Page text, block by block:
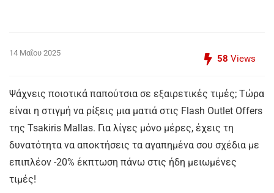
14 Μαΐου 2025
58 Views
Ψάχνεις ποιοτικά παπούτσια σε εξαιρετικές τιμές; Τώρα
είναι η στιγμή να ρίξεις μια ματιά στις Flash Outlet Offers
της Tsakiris Mallas. Για λίγες μόνο μέρες, έχεις τη
δυνατότητα να αποκτήσεις τα αγαπημένα σου σχέδια με
επιπλέον -20% έκπτωση πάνω στις ήδη μειωμένες
τιμές!